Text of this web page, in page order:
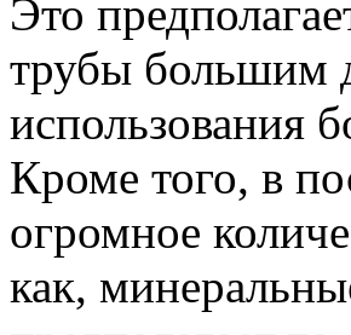
Это
трубы большим
использования
Кроме того, в
огромное
как,